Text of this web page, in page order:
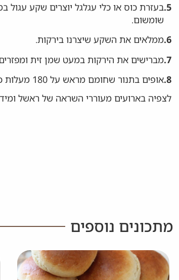
5. בעזרת כוס או כלי עגלגל יוצרים שקע
שומשום.
6. ממלאים את השקע שיצרנו בירקות.
7. מברישים את הירקות במעט שמן זית
8. אופים בתנור שחומם מראש על 180 מעלות כ 20 דקות להשחמה.
לצפיה בארועים מעוררי השראה של ראשל
מתכונים נוספים